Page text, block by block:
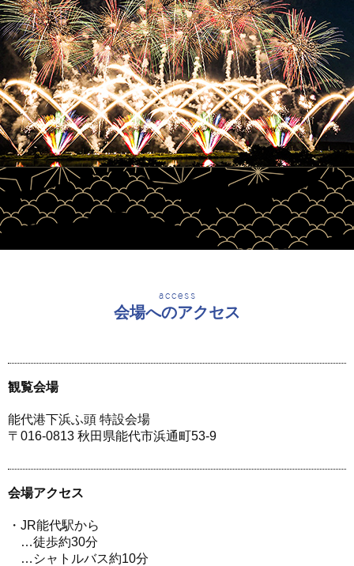
access
会場へのアクセス
観覧会場
能代港下浜ふ頭 特設会場
〒016-0813 秋田県能代市浜通町53-9
会場アクセス
・JR能代駅から
…徒歩約30分
…シャトルバス約10分